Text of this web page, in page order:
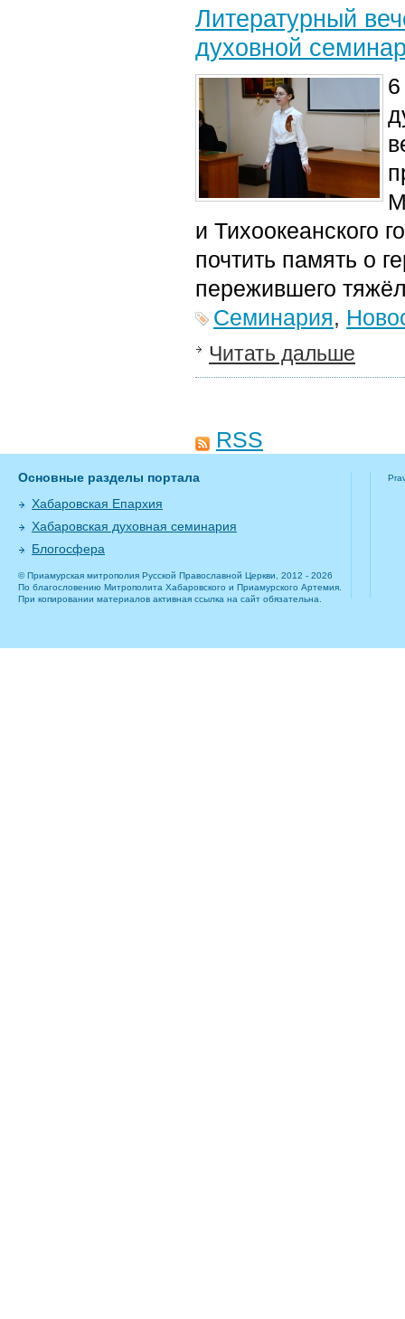
Литературный
духовной
и Тихоокеанского
почтить память о
пережившего
Семинария,
Читать дальше
RSS
Основные разделы портала
Хабаровская Епархия
Хабаровская духовная семинария
Блогосфера
© Приамурская митрополия Русской Православной Церкви, 2012 - 2026
По благословению Митрополита Хабаровского и Приамурского Артемия.
При копировании материалов активная ссылка на сайт обязательна.